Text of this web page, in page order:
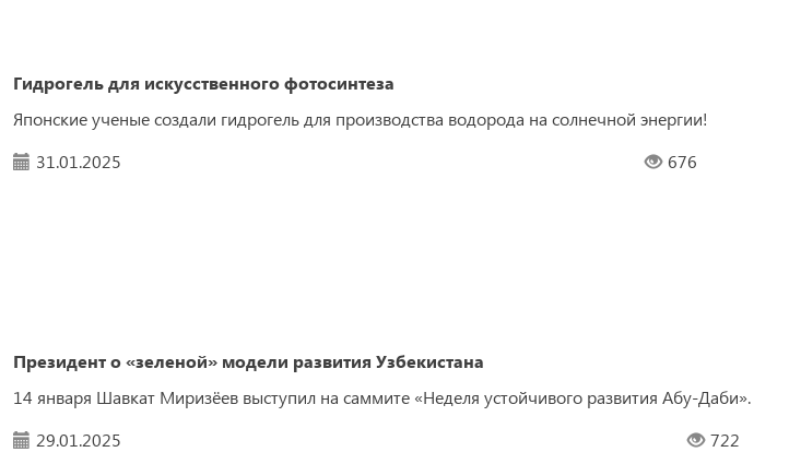
Гидрогель для искусственного фотосинтеза
Японские ученые создали гидрогель для производства водорода на солнечной энергии!
31.01.2025
676
Президент о «зеленой» модели развития Узбекистана
14 января Шавкат Миризёев выступил на саммите «Неделя устойчивого развития Абу-Даби».
29.01.2025
722